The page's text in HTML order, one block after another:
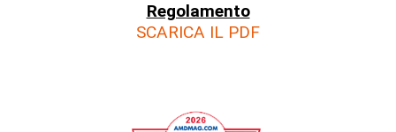
Regolamento
SCARICA IL PDF